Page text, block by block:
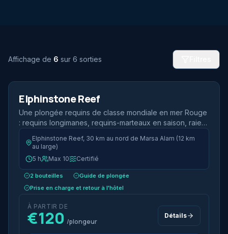
Affichage de 6 sur 6 sorties
Plongée requins
2 plongées
Elphinstone Reef
Une plongée requins de classe mondiale en mer Rouge
: requins longimanes, requins-marteaux en saison, raies
mantas de récif et tombants bleu profond.
Elphinstone Reef, 30 km au nord de Marsa Alam (12 km
au large)
5 h
Max 10 Certifié
2 bouteilles
Guide de plongée
Prise en charge et retour à l'hôtel
À PARTIR DE
€120 /plongeur
Détails